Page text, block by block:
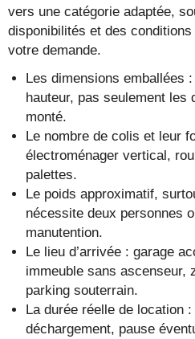
vers une catégorie adaptée,
disponibilités et des
votre demande.
Les dimensions emballées
hauteur, pas seulement les
monté.
Le nombre de colis et leur
électroménager vertical,
palettes.
Le poids approximatif,
nécessite deux personnes
manutention.
Le lieu d’arrivée : garage
immeuble sans ascenseur,
parking souterrain.
La durée réelle de location
déchargement, pause